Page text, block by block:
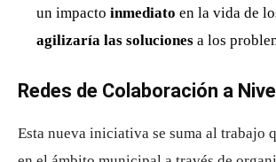
un impacto inmediato en la vida de
agilizaría las soluciones a los
Redes de Colaboración a
Esta nueva iniciativa se suma al trabajo